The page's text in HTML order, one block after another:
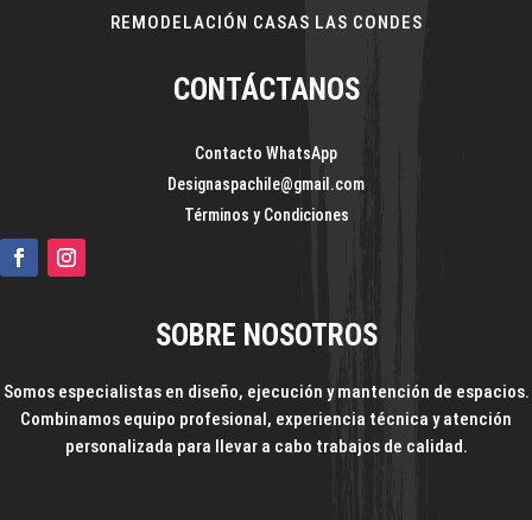
REMODELACIÓN CASAS LAS CONDES
CONTÁCTANOS
Contacto WhatsApp
Designaspachile@gmail.com
Términos y Condiciones
SOBRE NOSOTROS
Somos especialistas en diseño, ejecución y mantención de espacios.
Combinamos equipo profesional, experiencia técnica y atención
personalizada para llevar a cabo trabajos de calidad.